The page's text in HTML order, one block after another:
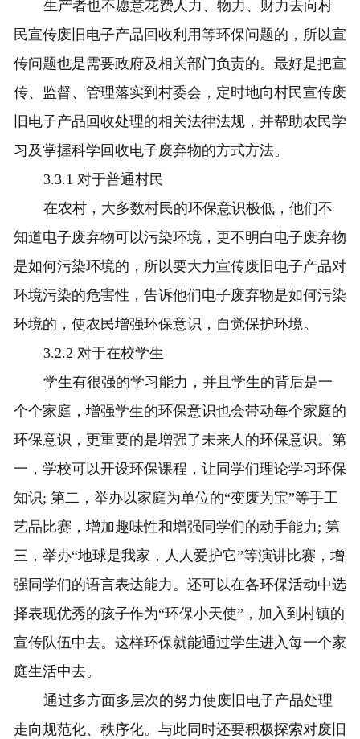
生产者也不愿意花费人力、物力、财力去向村
民宣传废旧电子产品回收利用等环保问题的，所以宣
传问题也是需要政府及相关部门负责的。最好是把宣
传、监督、管理落实到村委会，定时地向村民宣传废
旧电子产品回收处理的相关法律法规，并帮助农民学
习及掌握科学回收电子废弃物的方式方法。
3.3.1 对于普通村民
在农村，大多数村民的环保意识极低，他们不
知道电子废弃物可以污染环境，更不明白电子废弃物
是如何污染环境的，所以要大力宣传废旧电子产品对
环境污染的危害性，告诉他们电子废弃物是如何污染
环境的，使农民增强环保意识，自觉保护环境。
3.2.2 对于在校学生
学生有很强的学习能力，并且学生的背后是一
个个家庭，增强学生的环保意识也会带动每个家庭的
环保意识，更重要的是增强了未来人的环保意识。第
一，学校可以开设环保课程，让同学们理论学习环保
知识; 第二，举办以家庭为单位的“变废为宝”等手工
艺品比赛，增加趣味性和增强同学们的动手能力; 第
三，举办“地球是我家，人人爱护它”等演讲比赛，增
强同学们的语言表达能力。还可以在各环保活动中选
择表现优秀的孩子作为“环保小天使”，加入到村镇的
宣传队伍中去。这样环保就能通过学生进入每一个家
庭生活中去。
通过多方面多层次的努力使废旧电子产品处理
走向规范化、秩序化。与此同时还要积极探索对废旧